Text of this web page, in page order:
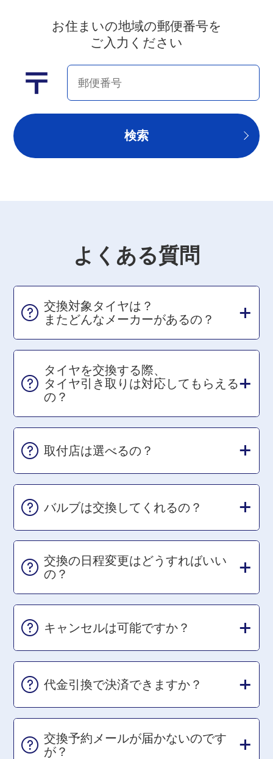
お住まいの地域の郵便番号を
ご入力ください
よくある質問
交換対象タイヤは？
またどんなメーカーがあるの？
タイヤを交換する際、
タイヤ引き取りは対応してもらえる
の？
取付店は選べるの？
バルブは交換してくれるの？
交換の日程変更はどうすればいい
の？
キャンセルは可能ですか？
代金引換で決済できますか？
交換予約メールが届かないのです
が？